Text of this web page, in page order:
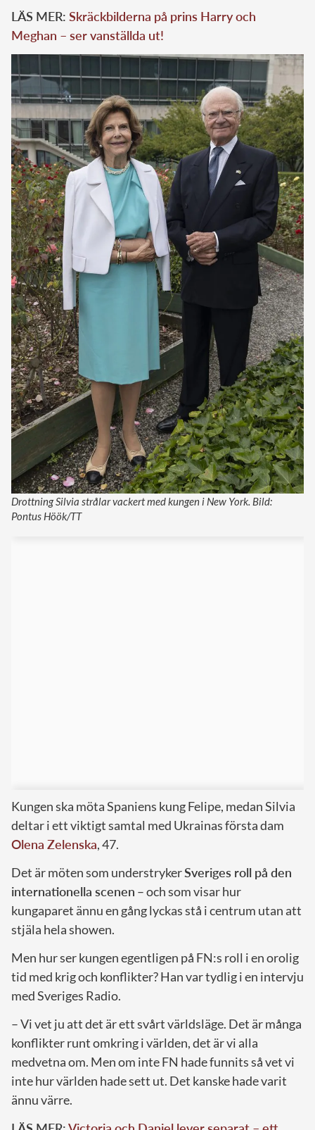
LÄS MER: Skräckbilderna på prins Harry och
Meghan – ser vanställda ut!
Drottning Silvia strålar vackert med kungen i New York. Bild:
Pontus Höök/TT
Kungen ska möta Spaniens kung Felipe, medan Silvia
deltar i ett viktigt samtal med Ukrainas första dam
Olena Zelenska, 47.
Det är möten som understrykerSveriges roll på den
internationella scenen – och som visar hur
kungaparet ännu en gång lyckas stå i centrum utan att
stjäla hela showen.
Men hur ser kungen egentligen på FN:s roll i en orolig
tid med krig och konflikter? Han var tydlig i en intervju
med Sveriges Radio.
– Vi vet ju att det är ett svårt världsläge. Det är många
konflikter runt omkring i världen, det är vi alla
medvetna om. Men om inte FN hade funnits så vet vi
inte hur världen hade sett ut. Det kanske hade varit
ännu värre.